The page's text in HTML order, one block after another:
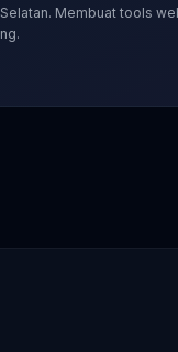
Membuat tools